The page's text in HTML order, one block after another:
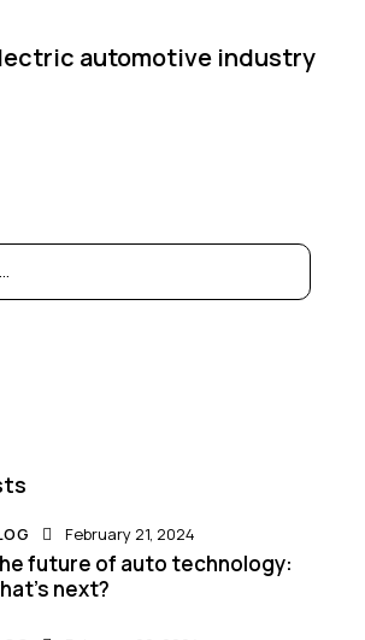
automotive industry
February 21, 2024
future of auto technology:
next?